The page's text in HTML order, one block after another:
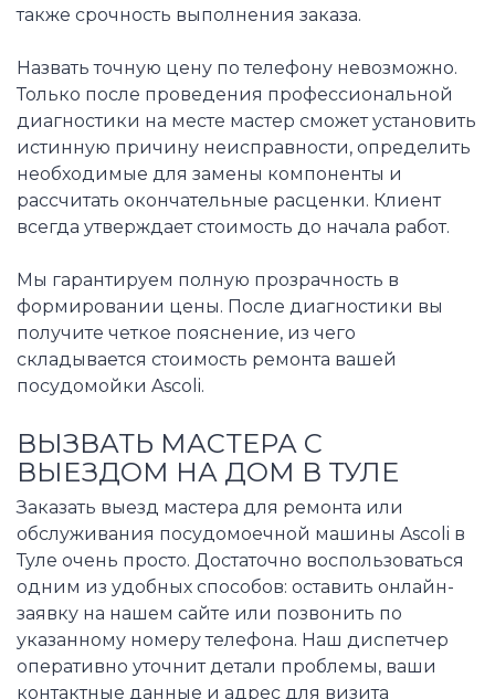
также срочность выполнения заказа.
Назвать точную цену по телефону невозможно.
Только после проведения профессиональной
диагностики на месте мастер сможет установить
истинную причину неисправности, определить
необходимые для замены компоненты и
рассчитать окончательные расценки. Клиент
всегда утверждает стоимость до начала работ.
Мы гарантируем полную прозрачность в
формировании цены. После диагностики вы
получите четкое пояснение, из чего
складывается стоимость ремонта вашей
посудомойки Ascoli.
ВЫЗВАТЬ МАСТЕРА С
ВЫЕЗДОМ НА ДОМ В ТУЛЕ
Заказать выезд мастера для ремонта или
обслуживания посудомоечной машины Ascoli в
Туле очень просто. Достаточно воспользоваться
одним из удобных способов: оставить онлайн-
заявку на нашем сайте или позвонить по
указанному номеру телефона. Наш диспетчер
оперативно уточнит детали проблемы, ваши
контактные данные и адрес для визита